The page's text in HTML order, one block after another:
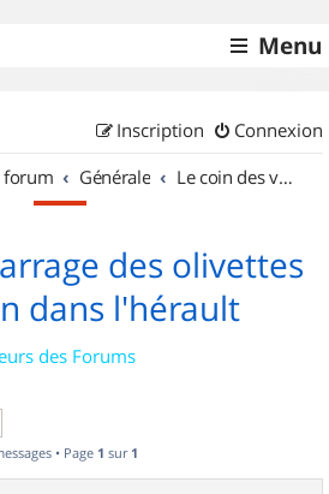
Menu
Connexion
Inscription
forum Générale Le coin des vidéastes
des olivettes
dans l'hérault
des Forums
• Page 1 sur 1